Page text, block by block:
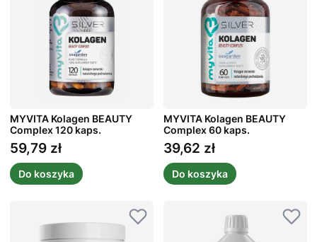
MYVITA Kolagen BEAUTY
Complex 120 kaps.
Cena
59,79 zł
Do koszyka
MYVITA Kolagen BEAUTY
Complex 60 kaps.
Cena
39,62 zł
Do koszyka